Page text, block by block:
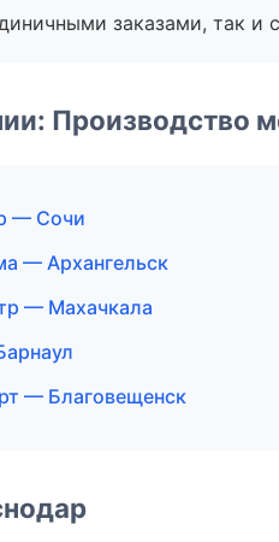
заказами, так
Производство
— Сочи
— Архангельск
— Махачкала
— Благовещенск